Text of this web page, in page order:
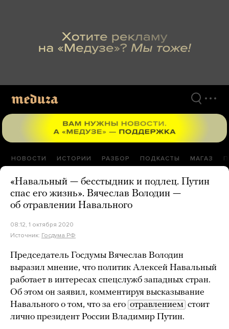
НОВОСТИ ИСТОРИИ РАЗБОР ПОДКАСТЫ МАГАЗ
«Навальный — бесстыдник и подлец. Путин
спас его жизнь». Вячеслав Володин —
об отравлении Навального
08:12, 1 октября 2020
Источник: Госдума РФ
Председатель Госдумы Вячеслав Володин
выразил мнение, что политик Алексей Навальный
работает в интересах спецслужб западных стран.
Об этом он заявил, комментируя высказывание
Навального о том, что за его отравлением стоит
лично президент России Владимир Путин.